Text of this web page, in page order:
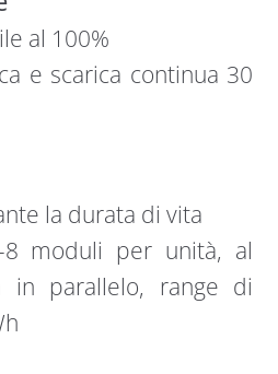
al 100%
e scarica continua 30
la durata di vita
moduli per unità, al
in parallelo, range di